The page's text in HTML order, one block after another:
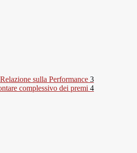
Relazione sulla Performance 3
complessivo dei premi 4